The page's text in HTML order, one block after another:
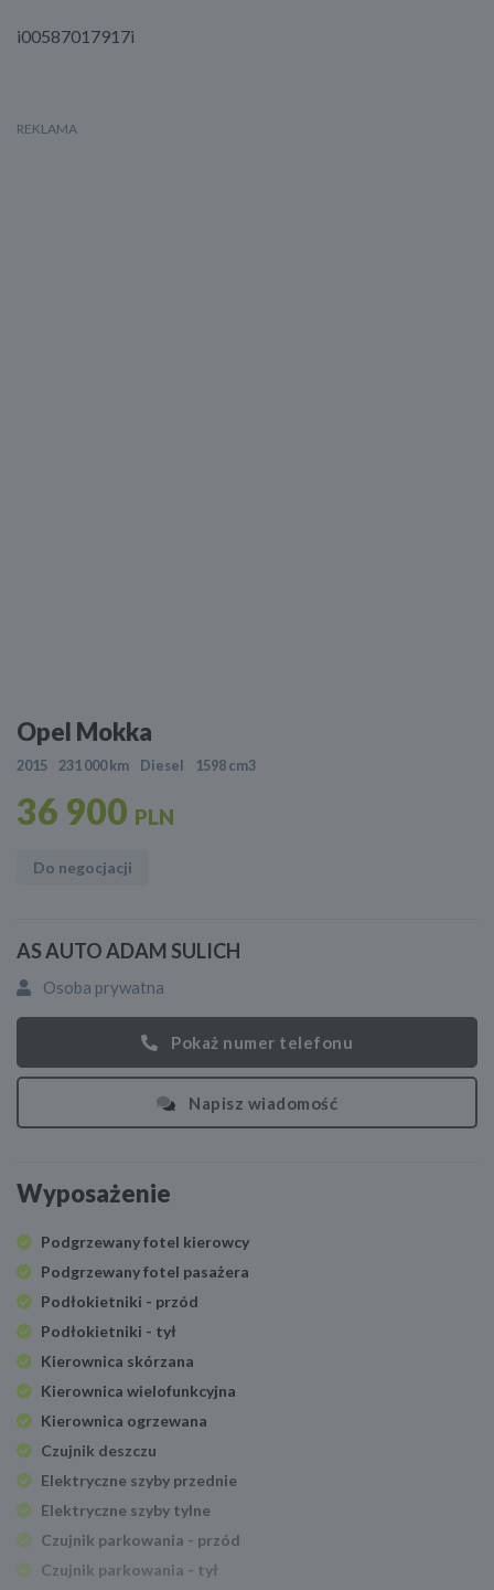
i00587017917i
Opel Mokka
2015 231 000 km Diesel 1598 cm3
36 900 PLN
Do negocjacji
AS AUTO ADAM SULICH
Osoba prywatna
Pokaż numer telefonu
Napisz wiadomość
Wyposażenie
Podgrzewany fotel kierowcy
Podgrzewany fotel pasażera
Podłokietniki - przód
Podłokietniki - tył
Kierownica skórzana
Kierownica wielofunkcyjna
Kierownica ogrzewana
Czujnik deszczu
Elektryczne szyby przednie
Elektryczne szyby tylne
Czujnik parkowania - przód
Czujnik parkowania - tył